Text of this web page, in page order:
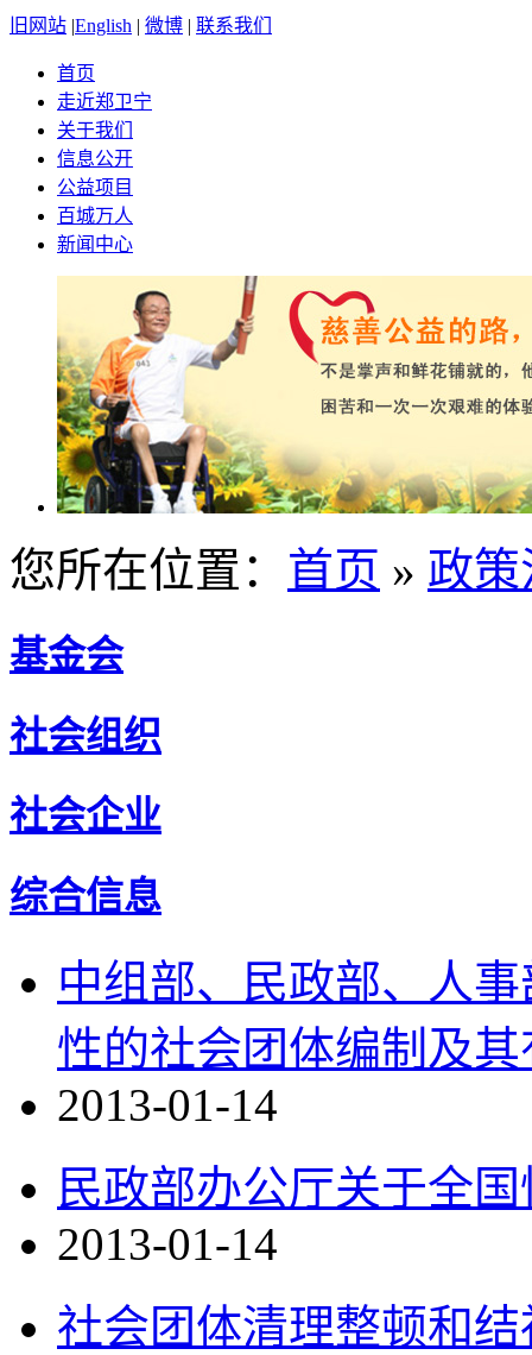
旧网站 |English | 微博 | 联系我们
首页
走近郑卫宁
关于我们
信息公开
公益项目
百城万人
新闻中心
您所在位置： 首页 » 政
基金会
社会组织
社会企业
综合信息
中组部、民政部、人
性的社会团体编制及其
2013-01-14
民政部办公厅关于全
2013-01-14
社会团体清理整顿和